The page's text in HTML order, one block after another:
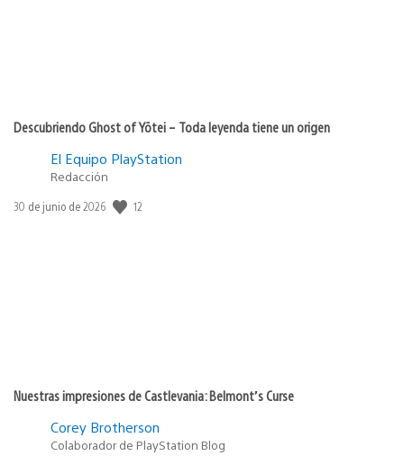
Descubriendo Ghost of Yōtei – Toda leyenda tiene un origen
El Equipo PlayStation
Redacción
Fecha
30 de junio de 2026 12
Nuestras impresiones de Castlevania: Belmont’s Curse
Corey Brotherson
Colaborador de PlayStation Blog